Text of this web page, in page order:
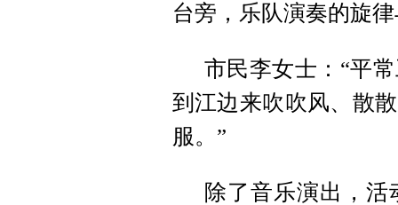
台旁，乐队演奏的旋
市民李女士：“平
到江边来吹吹风、散
服。”
除了音乐演出，